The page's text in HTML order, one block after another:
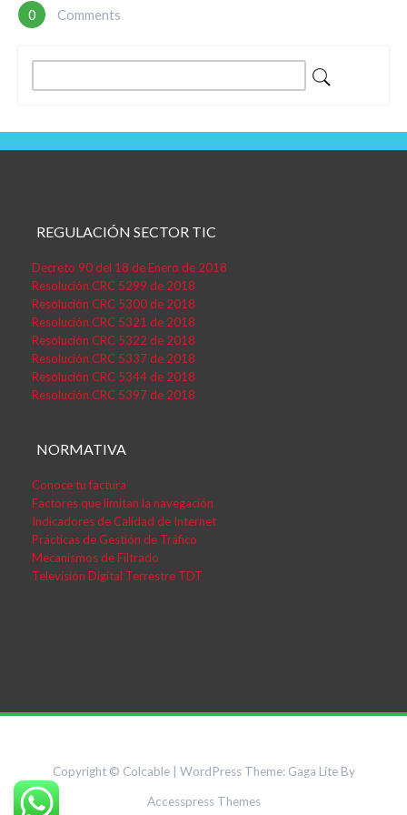
De
Entradas
0 Comments
REGULACIÓN SECTOR TIC
Decreto 90 del 18 de Enero de 2018
Resolución CRC 5299 de 2018
Resolución CRC 5300 de 2018
Resolución CRC 5321 de 2018
Resolución CRC 5322 de 2018
Resolución CRC 5337 de 2018
Resolución CRC 5344 de 2018
Resolución CRC 5397 de 2018
NORMATIVA
Conoce tu factura
Factores que limitan la navegación
Indicadores de Calidad de Internet
Prácticas de Gestión de Tráfico
Mecanismos de Filtrado
Televisión Digital Terrestre TDT
Copyright © Colcable WordPress Theme: Gaga LiteBy
Accesspress Themes